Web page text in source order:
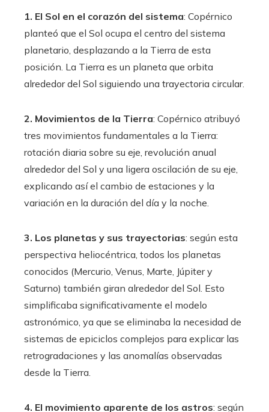
1. El Sol en el corazón del sistema: Copérnico
planteó que el Sol ocupa el centro del sistema
planetario, desplazando a la Tierra de esta
posición. La Tierra es un planeta que orbita
alrededor del Sol siguiendo una trayectoria circular.
2. Movimientos de la Tierra: Copérnico atribuyó
tres movimientos fundamentales a la Tierra:
rotación diaria sobre su eje, revolución anual
alrededor del Sol y una ligera oscilación de su eje,
explicando así el cambio de estaciones y la
variación en la duración del día y la noche.
3. Los planetas y sus trayectorias: según esta
perspectiva heliocéntrica, todos los planetas
conocidos (Mercurio, Venus, Marte, Júpiter y
Saturno) también giran alrededor del Sol. Esto
simplificaba significativamente el modelo
astronómico, ya que se eliminaba la necesidad de
sistemas de epiciclos complejos para explicar las
retrogradaciones y las anomalías observadas
desde la Tierra.
4. El movimiento aparente de los astros: según